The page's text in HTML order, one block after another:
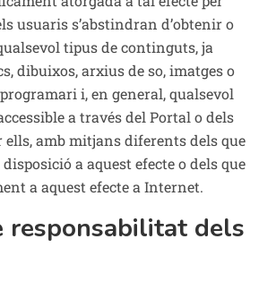
usuaris s’abstindran d’obtenir o
tipus de continguts, ja
dibuixos, arxius de so, imatges o
i, en general, qualsevol
a través del Portal o dels
ells, amb mitjans diferents dels que
a aquest efecte o dels que
a aquest efecte a Internet.
responsabilitat dels